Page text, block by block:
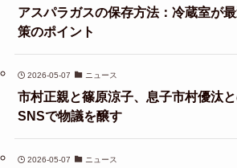
アスパラガスの保存方法：冷蔵室が
策のポイント
2026-05-07 ニュース
市村正親と篠原涼子、息子市村優汰
SNSで物議を醸す
2026-05-07 ニュース